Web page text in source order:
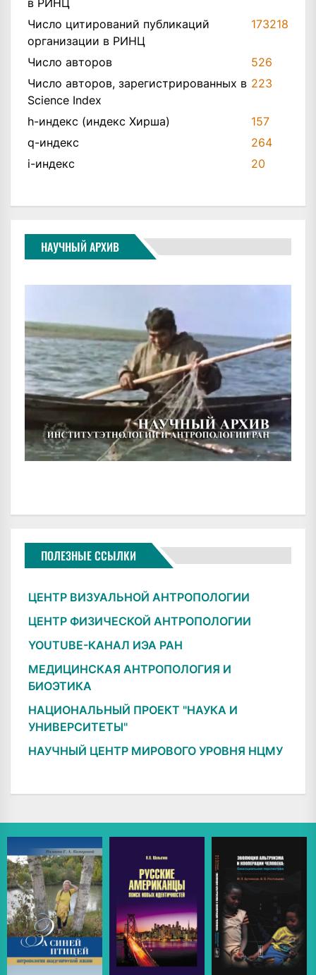
Число цитирований публикаций
организации в РИНЦ
173218
Число авторов
526
Число авторов, зарегистрированных в
Science Index
223
h-индекс (индекс Хирша)
157
q-индекс
264
i-индекс
20
НАУЧНЫЙ АРХИВ
ПОЛЕЗНЫЕ ССЫЛКИ
ЦЕНТР ВИЗУАЛЬНОЙ АНТРОПОЛОГИИ
ЦЕНТР ФИЗИЧЕСКОЙ АНТРОПОЛОГИИ
YOUTUBE-КАНАЛ ИЭА РАН
МЕДИЦИНСКАЯ АНТРОПОЛОГИЯ И
БИОЭТИКА
НАЦИОНАЛЬНЫЙ ПРОЕКТ "НАУКА И
УНИВЕРСИТЕТЫ"
НАУЧНЫЙ ЦЕНТР МИРОВОГО УРОВНЯ НЦМУ